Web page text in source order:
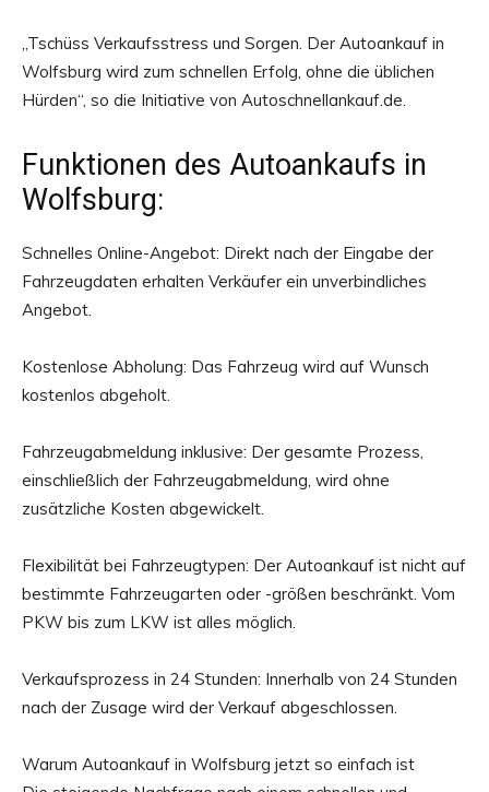
„Tschüss Verkaufsstress und Sorgen. Der Autoankauf in
Wolfsburg wird zum schnellen Erfolg, ohne die üblichen
Hürden“, so die Initiative von Autoschnellankauf.de.
Funktionen des Autoankaufs in
Wolfsburg:
Schnelles Online-Angebot: Direkt nach der Eingabe der
Fahrzeugdaten erhalten Verkäufer ein unverbindliches
Angebot.
Kostenlose Abholung: Das Fahrzeug wird auf Wunsch
kostenlos abgeholt.
Fahrzeugabmeldung inklusive: Der gesamte Prozess,
einschließlich der Fahrzeugabmeldung, wird ohne
zusätzliche Kosten abgewickelt.
Flexibilität bei Fahrzeugtypen: Der Autoankauf ist nicht auf
bestimmte Fahrzeugarten oder -größen beschränkt. Vom
PKW bis zum LKW ist alles möglich.
Verkaufsprozess in 24 Stunden: Innerhalb von 24 Stunden
nach der Zusage wird der Verkauf abgeschlossen.
Warum Autoankauf in Wolfsburg jetzt so einfach ist